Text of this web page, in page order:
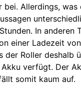
bei. Allerdings, was
In anderen
einer Ladezeit
der Roller deshalb
Akku verfügt. Der
somit kaum auf.